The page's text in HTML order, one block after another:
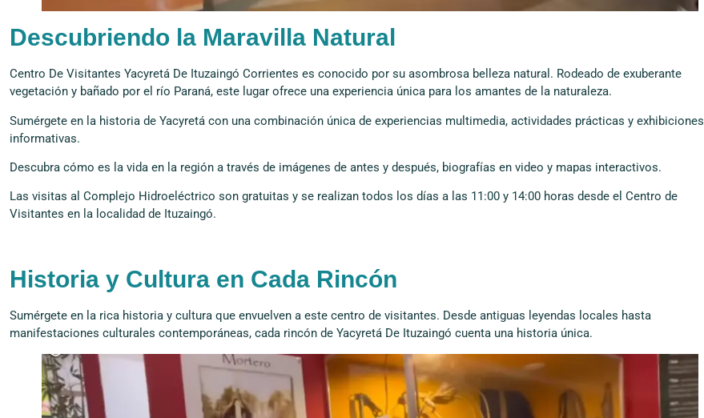
Descubriendo la Maravilla Natural
Centro De Visitantes Yacyretá De Ituzaingó Corrientes es conocido por su asombrosa belleza natural. Rodeado de exuberante
vegetación y bañado por el río Paraná, este lugar ofrece una experiencia única para los amantes de la naturaleza.
Sumérgete en la historia de Yacyretá con una combinación única de experiencias multimedia, actividades prácticas y exhibiciones
informativas.
Descubra cómo es la vida en la región a través de imágenes de antes y después, biografías en video y mapas interactivos.
Las visitas al Complejo Hidroeléctrico son gratuitas y se realizan todos los días a las 11:00 y 14:00 horas desde el Centro de
Visitantes en la localidad de Ituzaingó.
Historia y Cultura en Cada Rincón
Sumérgete en la rica historia y cultura que envuelven a este centro de visitantes. Desde antiguas leyendas locales hasta
manifestaciones culturales contemporáneas, cada rincón de Yacyretá De Ituzaingó cuenta una historia única.